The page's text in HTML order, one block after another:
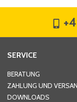
SERVICE
BERATUNG
ZAHLUNG UND
DOWNLOADS